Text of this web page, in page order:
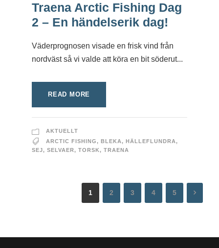
Traena Arctic Fishing Dag
2 – En händelserik dag!
Väderprognosen visade en frisk vind från
nordväst så vi valde att köra en bit söderut...
READ MORE
AKTUELLT
ARCTIC FISHING, BLEKA, HÄLLEFLUNDRA,
SEJ , SELVAER, TORSK, TRAENA
1 2 3 4 5